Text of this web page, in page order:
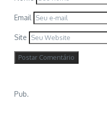
Email
Site
Pub.